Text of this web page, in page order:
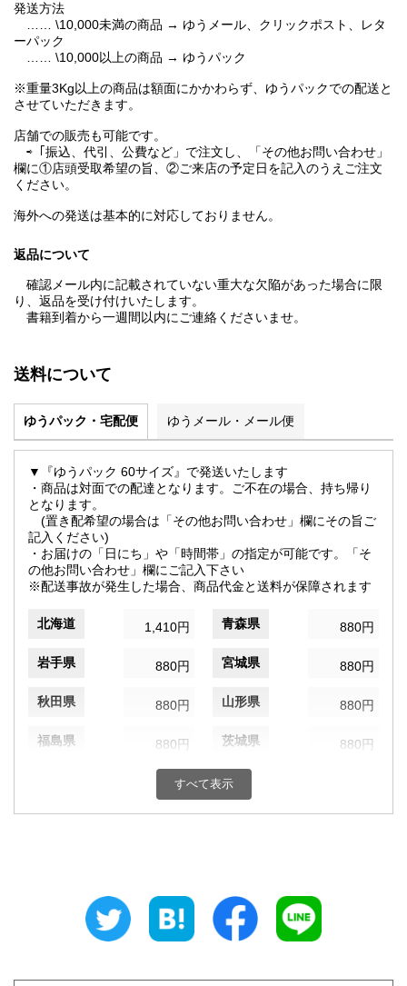
発送方法
…… \10,000未満の商品 → ゆうメール、クリックポスト、レタ
ーパック
…… \10,000以上の商品 → ゆうパック
※重量3Kg以上の商品は額面にかかわらず、ゆうパックでの配送と
させていただきます。
店舗での販売も可能です。
⇨「振込、代引、公費など」で注文し、「その他お問い合わせ」
欄に①店頭受取希望の旨、②ご来店の予定日を記入のうえご注文
ください。
海外への発送は基本的に対応しておりません。
返品について
確認メール内に記載されていない重大な欠陥があった場合に限
り、返品を受け付けいたします。
書籍到着から一週間以内にご連絡くださいませ。
送料について
ゆうパック・宅配便 ゆうメール・メール便
▼『ゆうパック 60サイズ』で発送いたします
・商品は対面での配達となります。ご不在の場合、持ち帰り
となります。
(置き配希望の場合は「その他お問い合わせ」欄にその旨ご
記入ください)
・お届けの「日にち」や「時間帯」の指定が可能です。「そ
の他お問い合わせ」欄にご記入下さい
※配送事故が発生した場合、商品代金と送料が保障されます
北海道 1,410円 青森県 880円
岩手県 880円 宮城県 880円
秋田県 880円 山形県 880円
福島県 880円 茨城県 880円
880円 群馬県
埼玉県 千葉県
880円 富山県
880円 福井県
880円 880円
すべて表示